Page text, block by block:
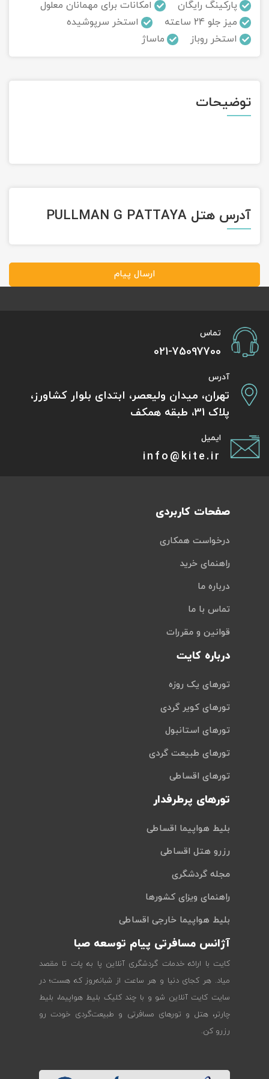
پارکینگ رایگان
امکانات برای مهمانان معلول
میز جلو 24 ساعته
استخر سرپوشیده
استخر روباز
ماساژ
توضیحات
آدرس هتل PULLMAN G PATTAYA
ارسال پیام
تماس
021-75097700
آدرس
تهران، میدان ولیعصر، ابتدای بلوار کشاورز،
پلاک 31، طبقه همکف
ایمیل
info@kite.ir
صفحات کاربردی
درخواست همکاری
راهنمای خرید
درباره ما
تماس با ما
قوانین و مقررات
درباره کایت
تورهای یک روزه
تورهای کویر گردی
تورهای استانبول
تورهای طبیعت گردی
تورهای اقساطی
تورهای پرطرفدار
بلیط هواپیما اقساطی
رزرو هتل اقساطی
مجله گردشگری
راهنمای ویزای کشورها
بلیط هواپیما خارجی اقساطی
آژانس مسافرتی پیام توسعه صبا
کایت با ارائه خدمات گردشگری آنلاین پا به پات تا مقصد
میاد. هر کجای دنیا و هر ساعت از شبانه‌روز که هست؛ در
سایت کایت آنلاین شو و با چند کلیک بلیط هواپیما، بلیط
چارتر، هتل و تورهای مسافرتی و طبیعت‌گردی خودت رو
رزرو کن.
تور سوباتان
تور مرداب هسل
تور کاشان